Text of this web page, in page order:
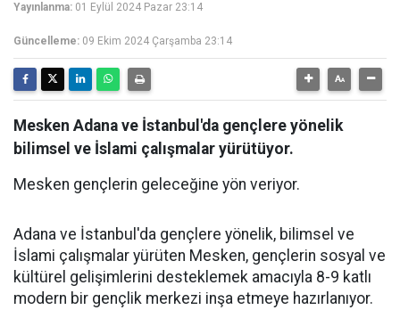
Yayınlanma: 01 Eylül 2024 Pazar 23:14
Güncelleme: 09 Ekim 2024 Çarşamba 23:14
Mesken Adana ve İstanbul'da gençlere yönelik
bilimsel ve İslami çalışmalar yürütüyor.
Mesken gençlerin geleceğine yön veriyor.
Adana ve İstanbul'da gençlere yönelik, bilimsel ve
İslami çalışmalar yürüten Mesken, gençlerin sosyal ve
kültürel gelişimlerini desteklemek amacıyla 8-9 katlı
modern bir gençlik merkezi inşa etmeye hazırlanıyor.